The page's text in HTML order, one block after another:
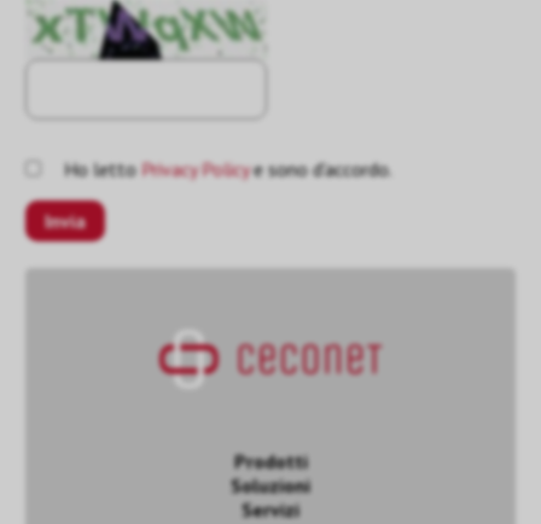
Ho lettoPrivacy Policye sono d'accordo.
Prodotti
Soluzioni
Servizi